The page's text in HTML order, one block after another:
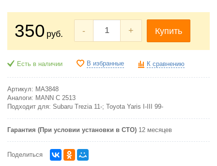
350 руб. - + Купить
Есть в наличии В избранные К сравнению
Артикул: MA3848
Аналоги: MANN C 2513
Подходит для: Subaru Trezia 11-; Toyota Yaris I-III 99-
Гарантия (При условии установки в СТО) 12 месяцев
Поделиться